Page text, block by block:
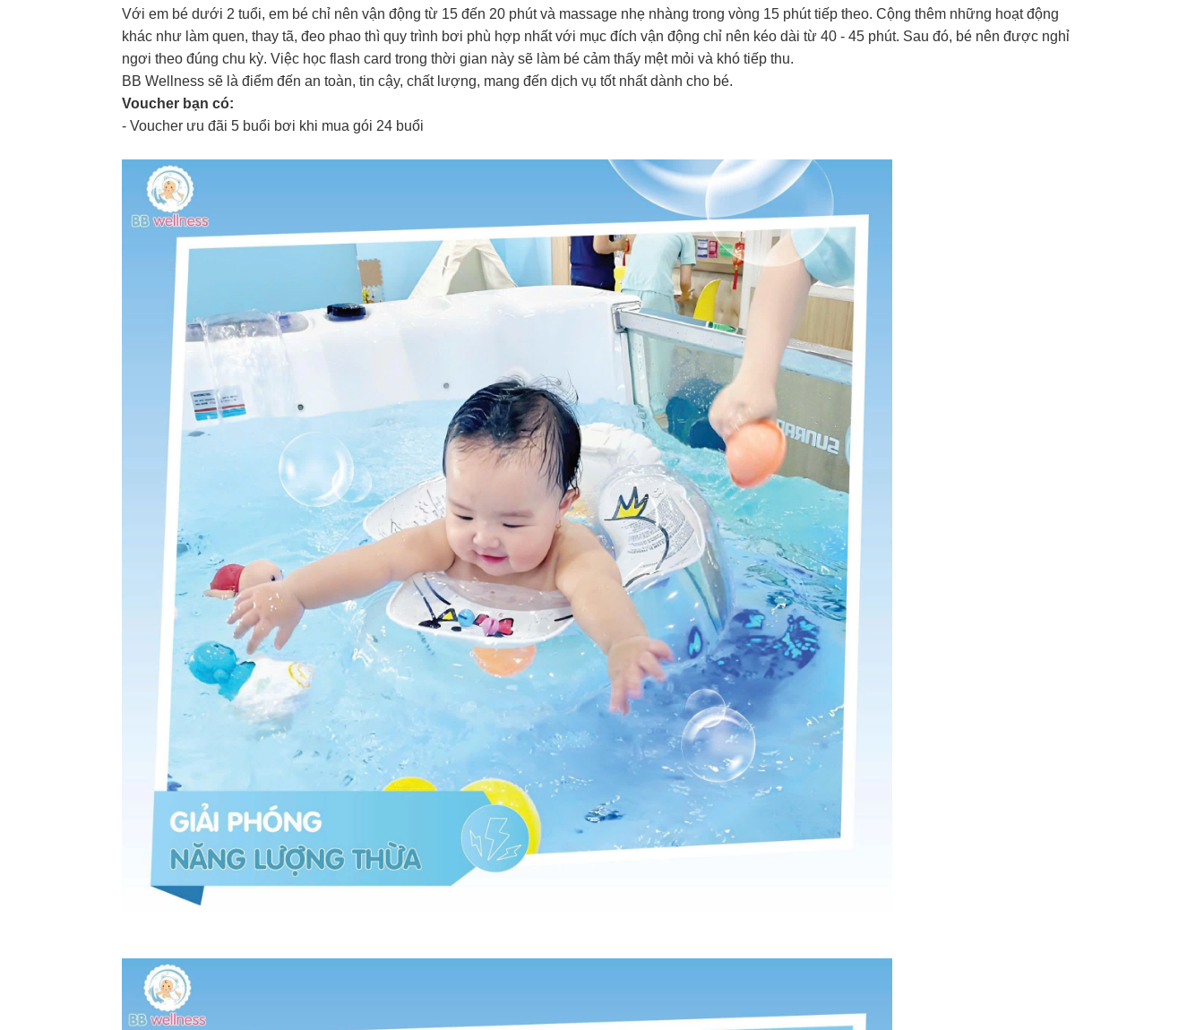
Với em bé dưới 2 tuổi, em bé chỉ nên vận động từ 15 đến 20 phút và massage nhẹ nhàng trong vòng 15 phút tiếp theo. Cộng thêm những hoạt động
khác như làm quen, thay tã, đeo phao thì quy trình bơi phù hợp nhất với mục đích vận động chỉ nên kéo dài từ 40 - 45 phút. Sau đó, bé nên được nghỉ
ngơi theo đúng chu kỳ. Việc học flash card trong thời gian này sẽ làm bé cảm thấy mệt mỏi và khó tiếp thu.
BB Wellness sẽ là điểm đến an toàn, tin cậy, chất lượng, mang đến dịch vụ tốt nhất dành cho bé.
Voucher bạn có:
- Voucher ưu đãi 5 buổi bơi khi mua gói 24 buổi